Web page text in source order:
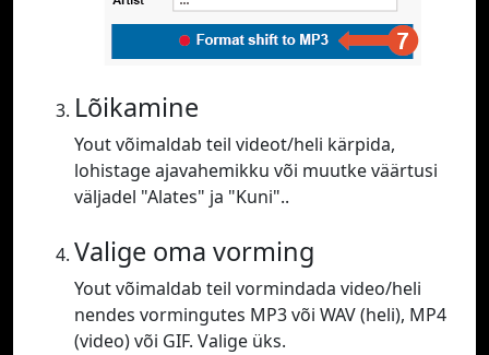
Lõikamine
Yout võimaldab teil videot/heli kärpida,
lohistage ajavahemikku või muutke väärtusi
väljadel "Alates" ja "Kuni"..
Valige oma vorming
Yout võimaldab teil vormindada video/heli
nendes vormingutes MP3 või WAV (heli), MP4
(video) või GIF. Valige üks.